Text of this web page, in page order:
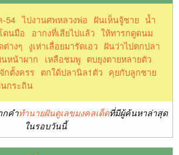
54 ไปงานศพหลวงพ่อ ฝันเห็นจู้ชาย น้ำ
ดนมือ อากงที่เสียไปแล้ว ให้ทารกดูดนม
ต่างๆ งูเห่าเลื่อยมารัดเอว ฝันว่าไปตกปลา
หน้าผาก เหลือชมพู ตบยุงตายหลายตัว
กตั้งครร ตกใด้ปลานิล1ตัว คุยกับลูกชาย
กระถิน
กคำทำนายฝันดูเลขมงคลเด็ดที่มีผู้ค้นหาล่าสุด
ในรอบวันนี้